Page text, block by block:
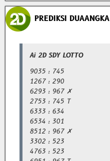
PREDIKSI DUAANGKA
Ai 2D SDY LOTTO
9035 : 745
1267 : 290
6293 : 967 ✗
2753 : 745 T
6333 : 634
6534 : 301
8512 : 967 ✗
3302 : 523
4763 : 523